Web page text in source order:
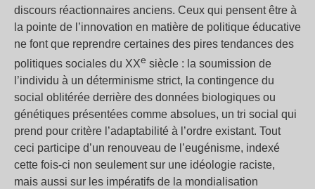
discours réactionnaires anciens. Ceux qui pensent être à
la pointe de l’innovation en matière de politique éducative
ne font que reprendre certaines des pires tendances des
politiques sociales du XXe siècle : la soumission de
l’individu à un déterminisme strict, la contingence du
social oblitérée derrière des données biologiques ou
génétiques présentées comme absolues, un tri social qui
prend pour critère l’adaptabilité à l’ordre existant. Tout
ceci participe d’un renouveau de l’eugénisme, indexé
cette fois-ci non seulement sur une idéologie raciste,
mais aussi sur les impératifs de la mondialisation